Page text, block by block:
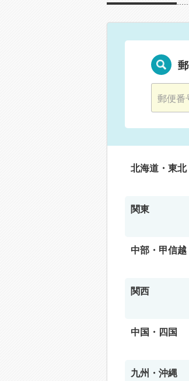
北海道・東北
関東
中部・甲信越
関西
中国・四国
九州・沖縄